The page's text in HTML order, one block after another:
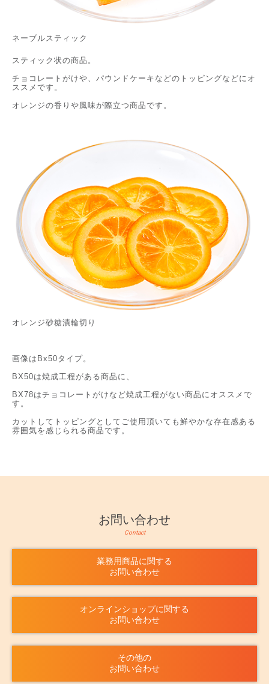
ネーブルスティック
スティック状の商品。
チョコレートがけや、パウンドケーキなどのトッピングなどにオ
ススメです。
オレンジの香りや風味が際立つ商品です。
オレンジ砂糖漬輪切り
画像はBx50タイプ。
BX50は焼成工程がある商品に、
BX78はチョコレートがけなど焼成工程がない商品にオススメで
す。
カットしてトッピングとしてご使用頂いても鮮やかな存在感ある
雰囲気を感じられる商品です。
お問い合わせ
Contact
業務用商品に関する
お問い合わせ
オンラインショップに関する
お問い合わせ
その他の
お問い合わせ